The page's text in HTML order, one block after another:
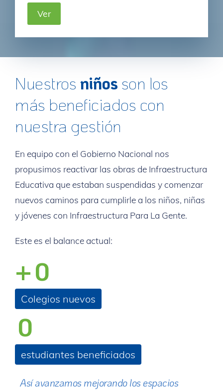
Ver
Nuestros niños son los
más beneficiados con
nuestra gestión
En equipo con el Gobierno Nacional nos
propusimos reactivar las obras de Infraestructura
Educativa que estaban suspendidas y comenzar
nuevos caminos para cumplirle a los niños, niñas
y jóvenes con Infraestructura Para La Gente.
Este es el balance actual:
+0
Colegios nuevos
0
estudiantes beneficiados
Así avanzamos mejorando los espacios